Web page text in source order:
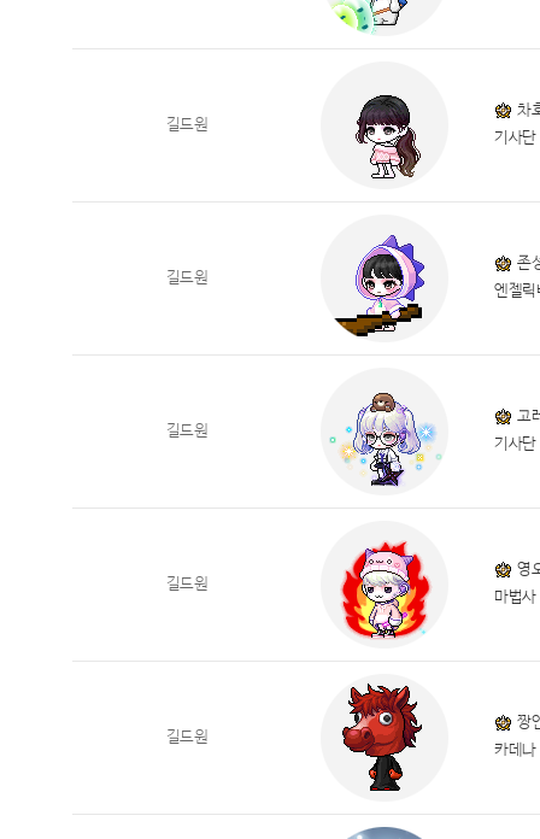
길드원
차
기사단
길드원
존
엔젤릭
길드원
고
기사단
길드원
영
마법사
길드원
짱
카데나